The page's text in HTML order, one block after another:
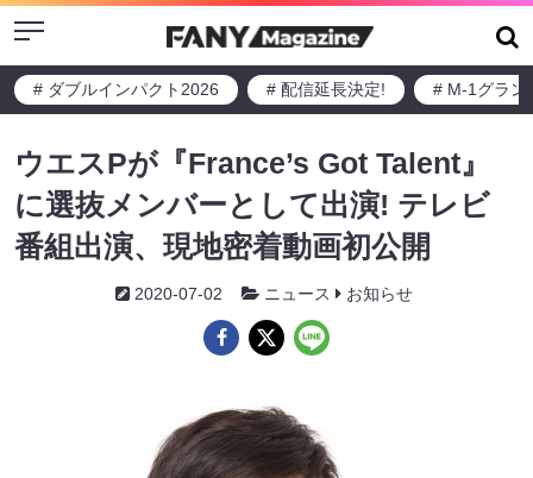
Menu
# ダブルインパクト2026 # 配信延長決定! # M-1グラン
ウエスPが『France’s Got Talent』
に選抜メンバーとして出演! テレビ
番組出演、現地密着動画初公開
2020-07-02 ニュース お知らせ